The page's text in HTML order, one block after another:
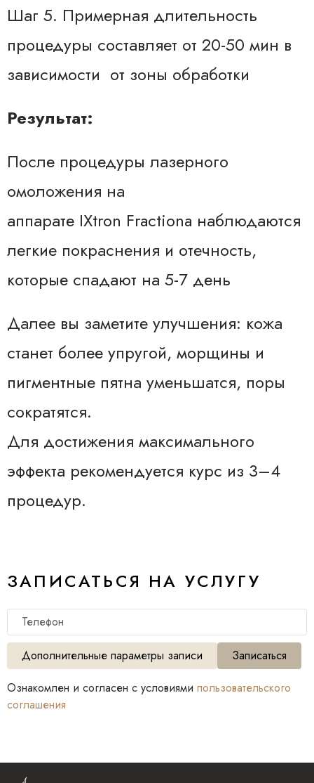
Шаг 5. Примерная длительность
процедуры составляет от 20-50 мин в
зависимости от зоны обработки
Результат:
После процедуры лазерного
омоложения на
аппарате IXtron Fractiona наблюдаются
легкие покраснения и отечность,
которые спадают на 5-7 день
Далее вы заметите улучшения: кожа
станет более упругой, морщины и
пигментные пятна уменьшатся, поры
сократятся.
Для достижения максимального
эффекта рекомендуется курс из 3–4
процедур.
ЗАПИСАТЬСЯ НА УСЛУГУ
Телефон
Дополнительные параметры записи
Записаться
Ознакомлен и согласен с условиями пользовательского
соглашения